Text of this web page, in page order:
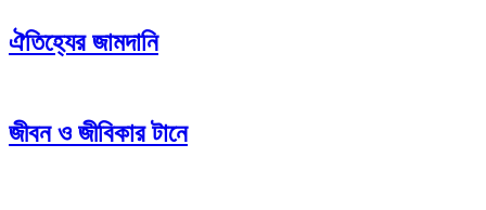
ঐতিহ্যের জামদানি
জীবন ও জীবিকার টানে